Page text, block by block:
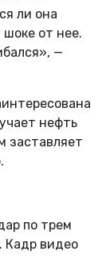
ли она
от нее.
—
нефть
заставляет
по трем
Кадр видео